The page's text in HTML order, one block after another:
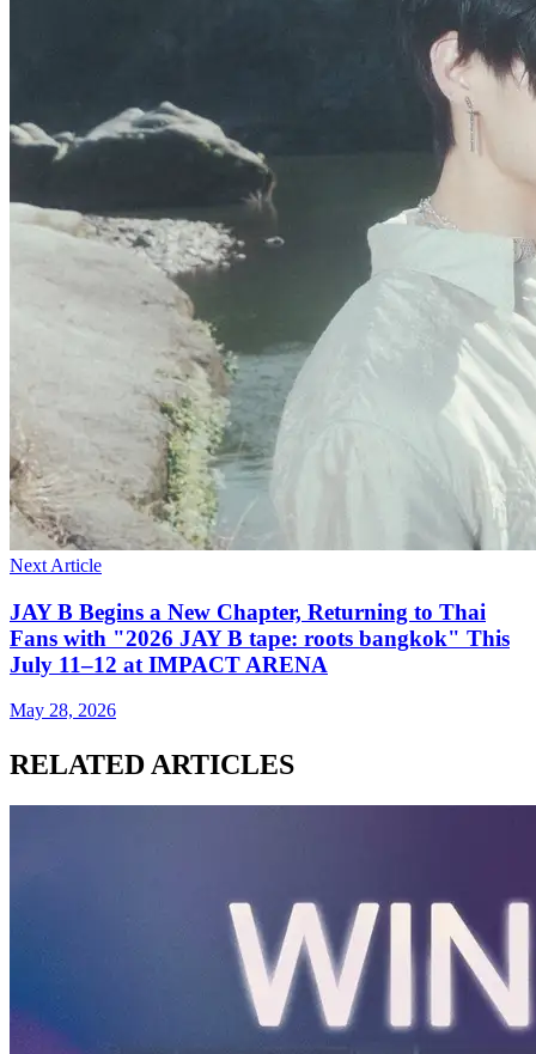
Next Article
JAY B Begins a New Chapter, Returning to Thai
Fans with "2026 JAY B tape: roots bangkok" This
July 11–12 at IMPACT ARENA
May 28, 2026
RELATED ARTICLES